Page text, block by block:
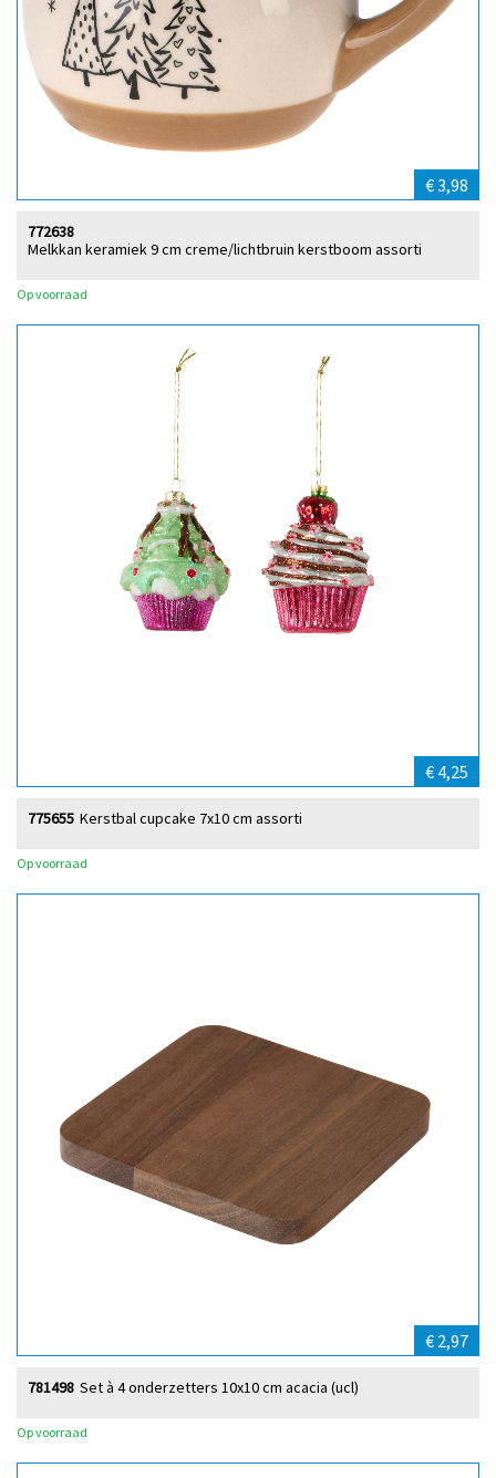
€ 3,98
Melkkan keramiek 9 cm creme/lichtbruin kerstboom assorti
772638
Op voorraad
€ 4,25
Kerstbal cupcake 7x10 cm assorti
775655
Op voorraad
€ 2,97
Set à 4 onderzetters 10x10 cm acacia (ucl)
781498
Op voorraad